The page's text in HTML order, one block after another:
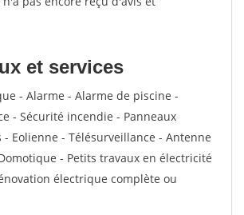
et services
- Alarme - Alarme de piscine -
- Sécurité incendie - Panneaux
Eolienne - Télésurveillance - Antenne
- Petits travaux en électricité
électrique complète ou